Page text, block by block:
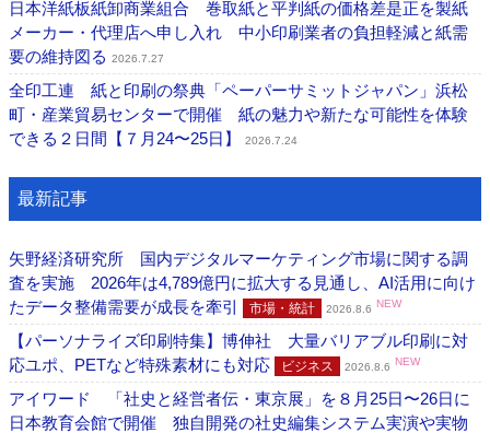
日本洋紙板紙卸商業組合 巻取紙と平判紙の価格差是正を製紙
メーカー・代理店へ申し入れ 中小印刷業者の負担軽減と紙需
要の維持図る 2026.7.27
全印工連 紙と印刷の祭典「ペーパーサミットジャパン」浜松
町・産業貿易センターで開催 紙の魅力や新たな可能性を体験
できる２日間【７月24〜25日】
2026.7.24
最新記事
矢野経済研究所 国内デジタルマーケティング市場に関する調
査を実施 2026年は4,789億円に拡大する見通し、AI活用に向け
たデータ整備需要が成長を牽引
市場・統計 2026.8.6 NEW
【パーソナライズ印刷特集】博伸社 大量バリアブル印刷に対
応ユポ、PETなど特殊素材にも対応
ビジネス 2026.8.6 NEW
アイワード 「社史と経営者伝・東京展」を８月25日〜26日に
日本教育会館で開催 独自開発の社史編集システム実演や実物